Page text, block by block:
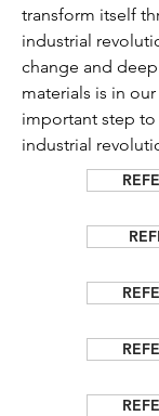
transform itself
industrial
change and
materials is in
important step
industrial